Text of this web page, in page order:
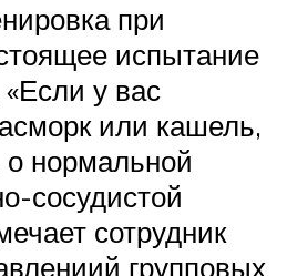
при
испытание
у вас
или кашель,
нормальной
сосудистой
сотрудник
групповых